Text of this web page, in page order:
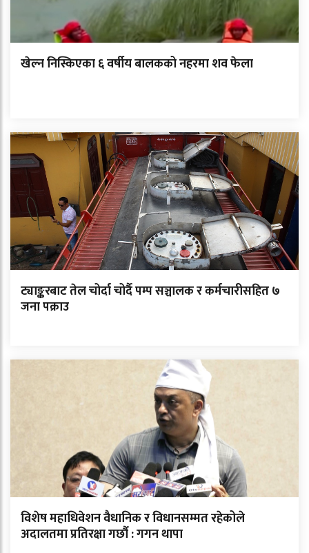
खेल्न निस्किएका ६ वर्षीय बालकको नहरमा शव फेला
ट्याङ्करबाट तेल चोर्दा चोर्दै पम्प सञ्चालक र कर्मचारीसहित ७
जना पक्राउ
विशेष महाधिवेशन वैधानिक र विधानसम्मत रहेकोले
अदालतमा प्रतिरक्षा गर्छौ : गगन थापा